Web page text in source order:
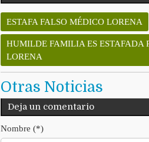
ESTAFA FALSO MÉDICO LORENA
HUMILDE FAMILIA ES ESTAFADA
LORENA
Otras Noticias
Deja un comentario
Nombre (*)